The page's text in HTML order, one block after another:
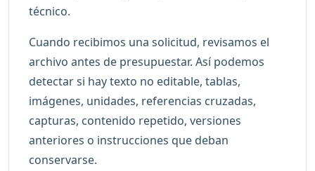
técnico.
Cuando recibimos una solicitud, revisamos el
archivo antes de presupuestar. Así podemos
detectar si hay texto no editable, tablas,
imágenes, unidades, referencias cruzadas,
capturas, contenido repetido, versiones
anteriores o instrucciones que deban
conservarse.